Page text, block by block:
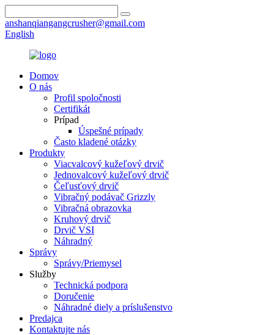
anshanqiangangcrusher@gmail.com
English
Domov
O nás
Profil spoločnosti
Certifikát
Prípad
Úspešné prípady
Často kladené otázky
Produkty
Viacvalcový kužeľový drvič
Jednovalcový kužeľový drvič
Čeľusťový drvič
Vibračný podávač Grizzly
Vibračná obrazovka
Kruhový drvič
Drvič VSI
Náhradný
Správy
Správy/Priemysel
Služby
Technická podpora
Doručenie
Náhradné diely a príslušenstvo
Predajca
Kontaktujte nás